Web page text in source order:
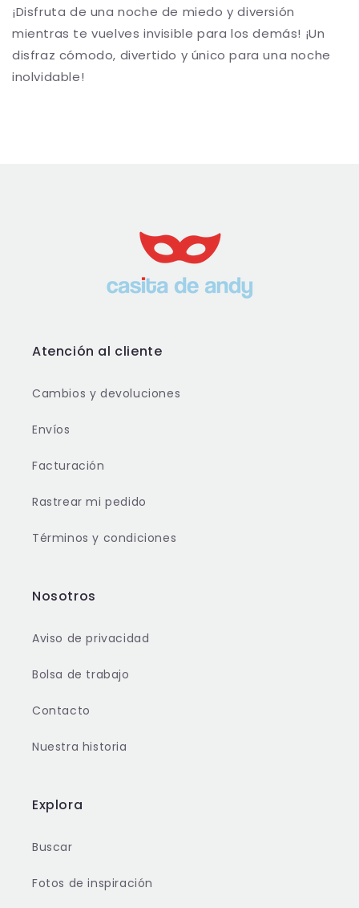
¡Disfruta de una noche de miedo y diversión
mientras te vuelves invisible para los demás! ¡Un
disfraz cómodo, divertido y único para una noche
inolvidable!
Atención al cliente
Cambios y devoluciones
Envíos
Facturación
Rastrear mi pedido
Términos y condiciones
Nosotros
Aviso de privacidad
Bolsa de trabajo
Contacto
Nuestra historia
Explora
Buscar
Fotos de inspiración